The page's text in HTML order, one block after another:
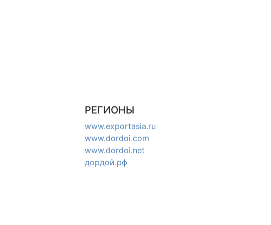
РЕГИОНЫ
www.exportasia.ru
www.dordoi.com
www.dordoi.net
дордой.рф